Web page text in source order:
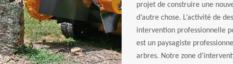
projet de construire une
d’autre chose. L’activité de
intervention professionnelle
est un paysagiste
arbres. Notre zone